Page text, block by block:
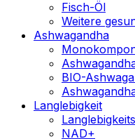
Fisch-Öl
Weitere
Ashwagandha
BIO-
Langlebigkeit
NAD+